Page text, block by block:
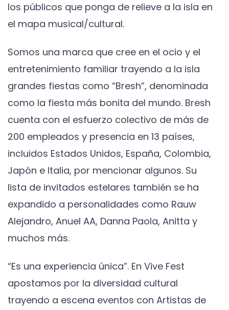
los públicos que ponga de relieve a la isla en
el mapa musical/cultural.
Somos una marca que cree en el ocio y el
entretenimiento familiar trayendo a la isla
grandes fiestas como “Bresh”, denominada
como la fiesta más bonita del mundo. Bresh
cuenta con el esfuerzo colectivo de más de
200 empleados y presencia en 13 países,
incluidos Estados Unidos, España, Colombia,
Japón e Italia, por mencionar algunos. Su
lista de invitados estelares también se ha
expandido a personalidades como Rauw
Alejandro, Anuel AA, Danna Paola, Anitta y
muchos más.
“Es una experiencia única”. En Vive Fest
apostamos por la diversidad cultural
trayendo a escena eventos con Artistas de